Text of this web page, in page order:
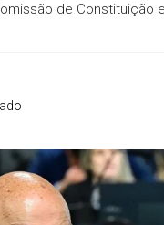
de